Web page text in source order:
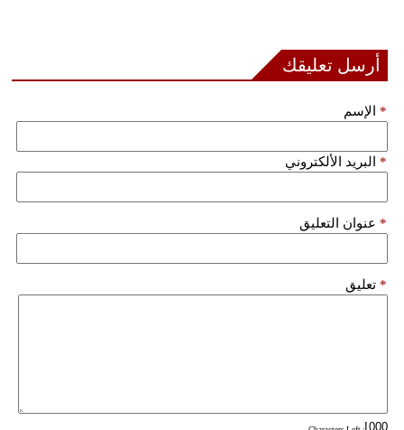
أرسل تعليقك
الإسم *
البريد الألكتروني *
عنوان التعليق *
تعليق *